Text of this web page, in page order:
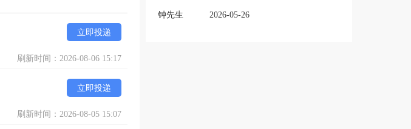
立即投递
刷新时间：2026-08-06 15:17
立即投递
刷新时间：2026-08-05 15:07
钟先生 2026-05-26